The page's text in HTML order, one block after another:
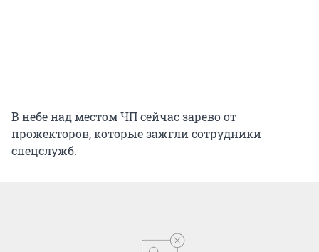
В небе над местом ЧП сейчас зарево от
прожекторов, которые зажгли сотрудники
спецслужб.